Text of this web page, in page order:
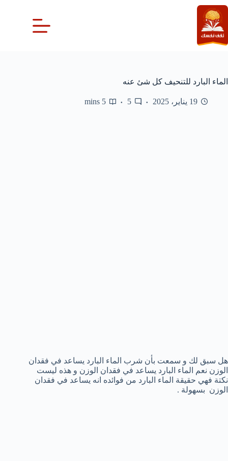
التجاوز
إلى
المحتوى
الماء البارد للتنحيف كل شئ عنه
19 يناير، 2025 5
5 mins
هل سبق لك و سمعت بأن شرب الماء البارد يساعد في فقدان
الوزن نعم الماء البارد يساعد في فقدان الوزن و هذه ليست
نكتة فهي حقيقة الماء البارد من فوائده انه يساعد في فقدان
الوزن بسهولة .